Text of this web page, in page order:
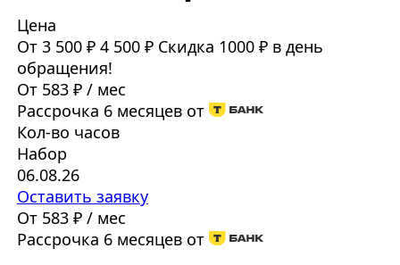
Цена
От 3 500 ₽ 4 500 ₽ Скидка 1000 ₽ в день
обращения!
От 583 ₽ / мес
Рассрочка 6 месяцев от
Кол-во часов
Набор
06.08.26
Оставить заявку
От 583 ₽ / мес
Рассрочка 6 месяцев от